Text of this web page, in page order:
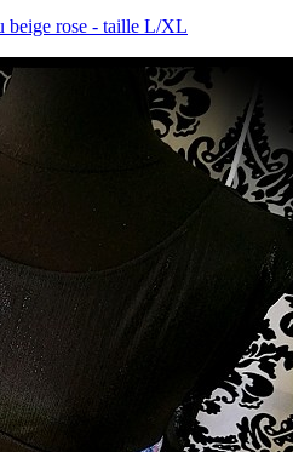
beige rose - taille L/XL